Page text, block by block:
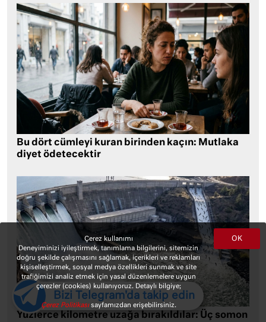
Bu dört cümleyi kuran birinden kaçın: Mutlaka
diyet ödetecektir
Yüzlerce kilometre uzağa bırakıldılar: Üç somon
OK
Çerez kullanımı
Deneyiminizi iyileştirmek, tanımlama bilgilerini, sitemizin
doğru şekilde çalışmasını sağlamak, içerikleri ve reklamları
kişiselleştirmek, sosyal medya özellikleri sunmak ve site
trafiğimizi analiz etmek için yasal düzenlemelere uygun
çerezler (cookies) kullanıyoruz. Detaylı bilgiye;
Çerez Politikasısayfamızdan erişebilirsiniz.
Bizi Telegram'da takip edin